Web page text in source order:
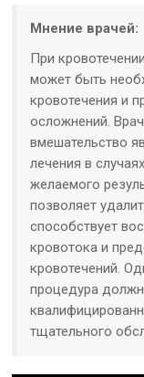
Мнение врачей:
При
может быть
кровотечения и
осложнений.
вмешательство
лечения в
желаемого
позволяет
способствует
кровотока и
кровотечений.
процедура
тщательного